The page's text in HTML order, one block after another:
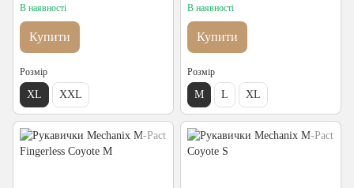
В наявності
Купити
Розмір
XL XXL
В наявності
Купити
Розмір
M L XL